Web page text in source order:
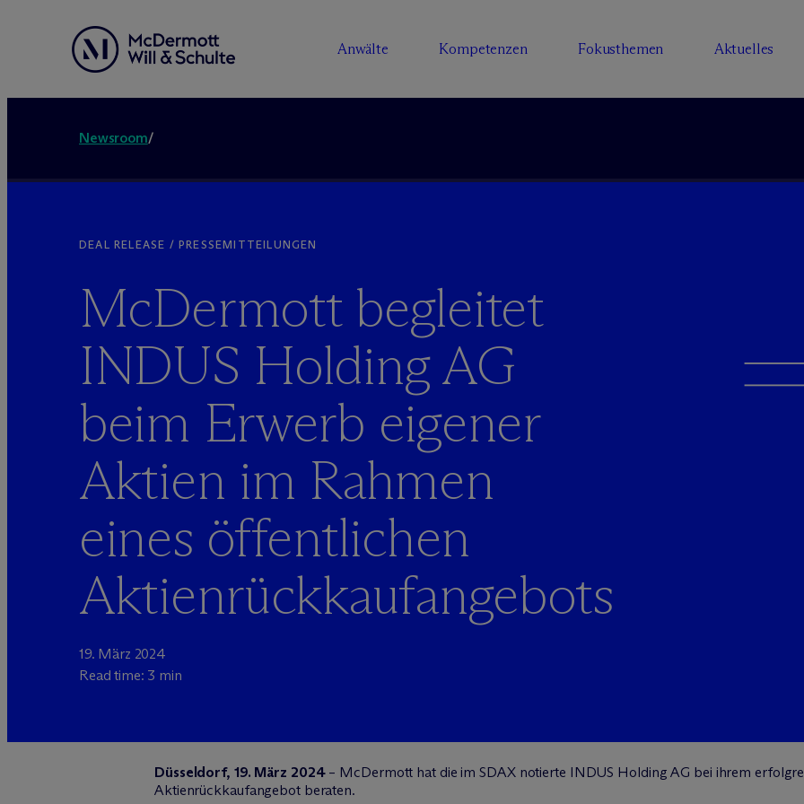
Anwälte Kompetenzen Fokusthemen Aktuelles
Newsroom/
DEAL RELEASE / PRESSEMITTEILUNGEN
McDermott begleitet
INDUS Holding AG
beim Erwerb eigener
Aktien im Rahmen
eines öffentlichen
Aktienrückkaufangebots
19. März 2024
Read time: 3 min
Düsseldorf, 19. März 2024– McDermott hat die im SDAX notierte INDUS Holding AG bei ihrem
Aktienrückkaufangebot beraten.